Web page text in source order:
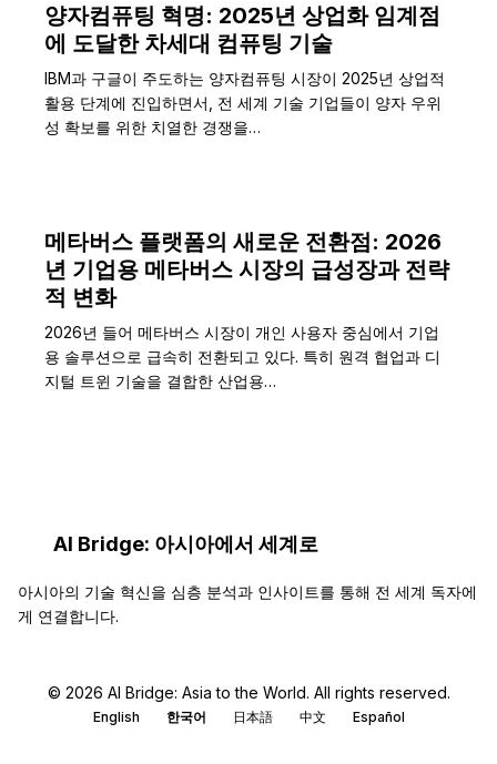
양자컴퓨팅 혁명: 2025년 상업화 임계점
에 도달한 차세대 컴퓨팅 기술
IBM과 구글이 주도하는 양자컴퓨팅 시장이 2025년 상업적
활용 단계에 진입하면서, 전 세계 기술 기업들이 양자 우위
성 확보를 위한 치열한 경쟁을…
메타버스 플랫폼의 새로운 전환점: 2026
년 기업용 메타버스 시장의 급성장과 전략
적 변화
2026년 들어 메타버스 시장이 개인 사용자 중심에서 기업
용 솔루션으로 급속히 전환되고 있다. 특히 원격 협업과 디
지털 트윈 기술을 결합한 산업용…
AI Bridge: 아시아에서 세계로
아시아의 기술 혁신을 심층 분석과 인사이트를 통해 전 세계 독자에
게 연결합니다.
© 2026 AI Bridge: Asia to the World. All rights reserved.
English 한국어 日本語 中文 Español